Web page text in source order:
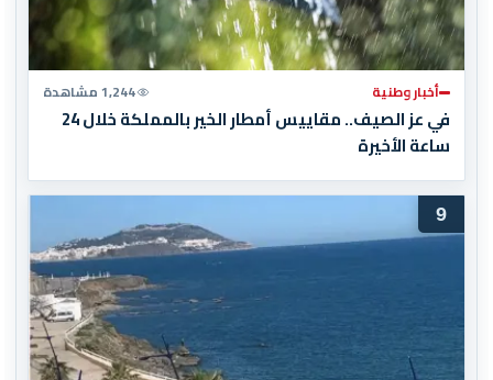
أخبار وطنية 1,244 مشاهدة
في عز الصيف.. مقاييس أمطار الخير بالمملكة خلال 24
ساعة الأخيرة
9